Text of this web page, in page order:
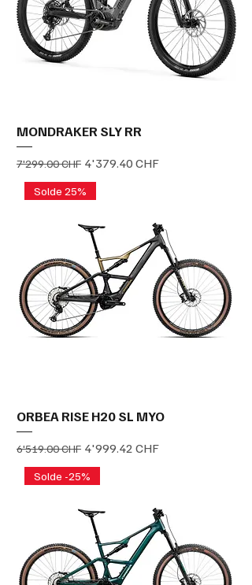
MONDRAKER SLY RR
Prix original
7'299.00 CHF Prix promotionnel
4'379.40 CHF
Solde 25%
ORBEA RISE H20 SL MYO
Prix original
6'519.00 CHF Prix promotionnel
4'999.42 CHF
Solde -25%